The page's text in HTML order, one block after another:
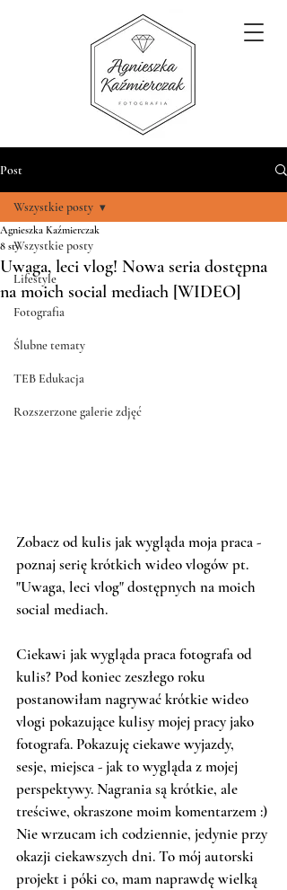
Post
Wszystkie posty
Lifestyle
Fotografia
Ślubne tematy
TEB Edukacja
Rozszerzone galerie zdjęć
Wszystkie posty
Uwaga, leci vlog! Nowa seria dostępna
na moich social mediach [WIDEO]
Agnieszka Kaźmierczak
8 sty
Zobacz od kulis jak wygląda moja praca -
poznaj serię krótkich wideo vlogów pt.
"Uwaga, leci vlog" dostępnych na moich
social mediach.
Ciekawi jak wygląda praca fotografa od
kulis? Pod koniec zeszłego roku
postanowiłam nagrywać krótkie wideo
vlogi pokazujące kulisy mojej pracy jako
fotografa. Pokazuję ciekawe wyjazdy,
sesje, miejsca - jak to wygląda z mojej
perspektywy. Nagrania są krótkie, ale
treściwe, okraszone moim komentarzem :)
Nie wrzucam ich codziennie, jedynie przy
okazji ciekawszych dni. To mój autorski
projekt i póki co, mam naprawdę wielką